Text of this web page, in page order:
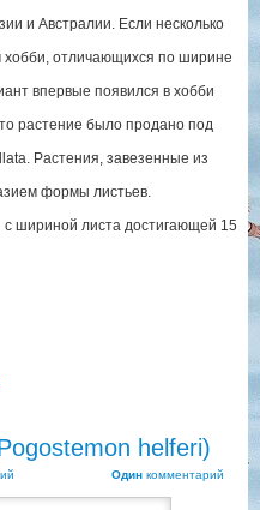
и Австралии. Если несколько
хобби, отличающихся по ширине
впервые появился в хобби
растение было продано под
Растения, завезенные из
формы листьев.
шириной листа достигающей 15
helferi)
Один комментарий